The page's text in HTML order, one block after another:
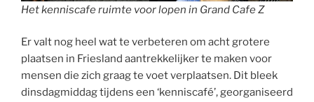
Het kenniscafe ruimte voor lopen in Grand Cafe Z
Er valt nog heel wat te verbeteren om acht grotere
plaatsen in Friesland aantrekkelijker te maken voor
mensen die zich graag te voet verplaatsen. Dit bleek
dinsdagmiddag tijdens een ‘kenniscafé’, georganiseerd